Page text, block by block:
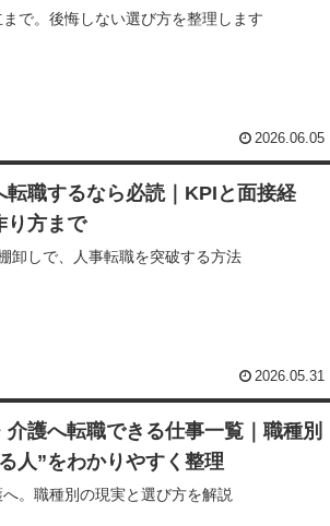
で。後悔しない選び方を整理します
2026.06.05
転職するなら必読｜KPIと面接経
り方まで
卸しで、人事転職を突破する方法
2026.05.31
護へ転職できる仕事一覧｜職種別
人”をわかりやすく整理
。職種別の現実と選び方を解説